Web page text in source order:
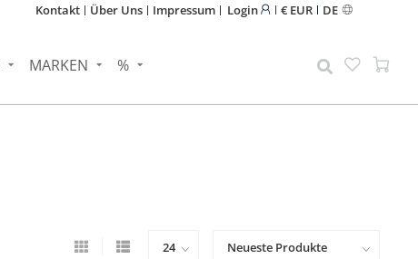
Kontakt Über Uns Impressum Login € EUR DE
MARKEN %